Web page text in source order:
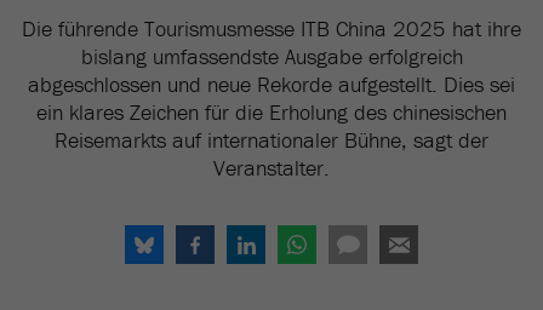
Die führende Tourismusmesse ITB China 2025 hat ihre
bislang umfassendste Ausgabe erfolgreich
abgeschlossen und neue Rekorde aufgestellt. Dies sei
ein klares Zeichen für die Erholung des chinesischen
Reisemarkts auf internationaler Bühne, sagt der
Veranstalter.